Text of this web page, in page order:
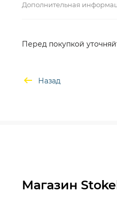
Дополнительная
Перед покупкой
Назад
Магазин